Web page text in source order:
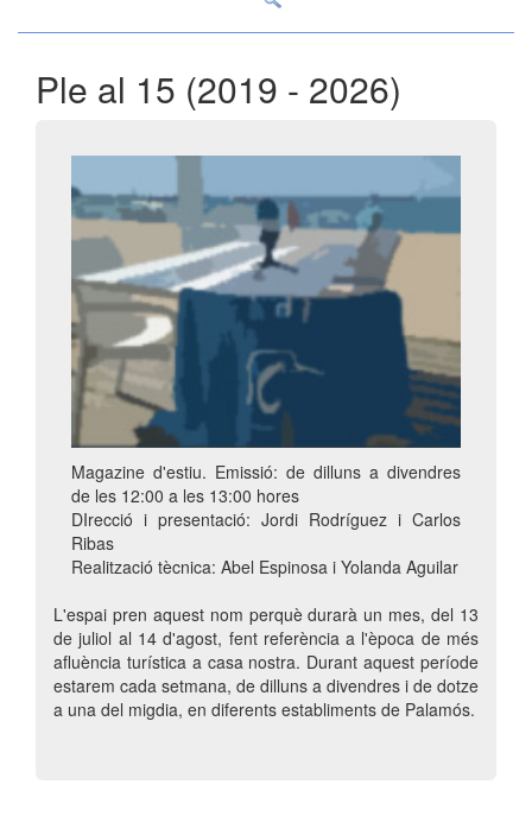
Ple al 15 (2019 - 2026)
Magazine d'estiu. Emissió: de dilluns a divendres
de les 12:00 a les 13:00 hores
DIrecció i presentació: Jordi Rodríguez i Carlos
Ribas
Realització tècnica: Abel Espinosa i Yolanda Aguilar
L'espai pren aquest nom perquè durarà un mes, del 13
de juliol al 14 d'agost, fent referència a l'època de més
afluència turística a casa nostra. Durant aquest període
estarem cada setmana, de dilluns a divendres i de dotze
a una del migdia, en diferents establiments de Palamós.